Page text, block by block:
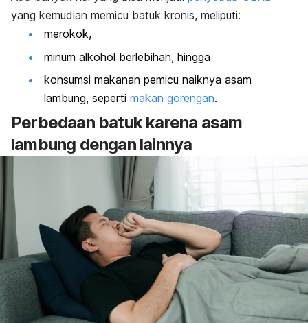
yang kemudian memicu batuk kronis, meliputi:
merokok,
minum alkohol berlebihan, hingga
konsumsi makanan pemicu naiknya asam
lambung, seperti makan gorengan.
Perbedaan batuk karena asam
lambung dengan lainnya